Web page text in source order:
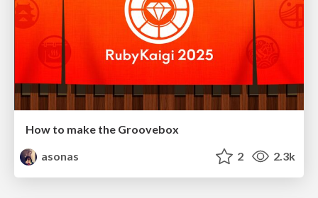
How to make the Groovebox
asonas
2 2.3k